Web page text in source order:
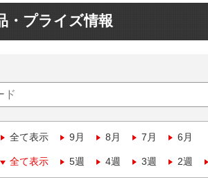
・プライズ情報
全て表示 9月 8月 7月 6月
全て表示 5週 4週 3週 2週